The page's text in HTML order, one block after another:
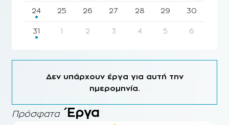
24 25 26 27 28 29 30
31 1 2 3 4 5 6
Δεν υπάρχουν έργα για αυτή την
ημερομηνία.
Πρόσφατα Έργα